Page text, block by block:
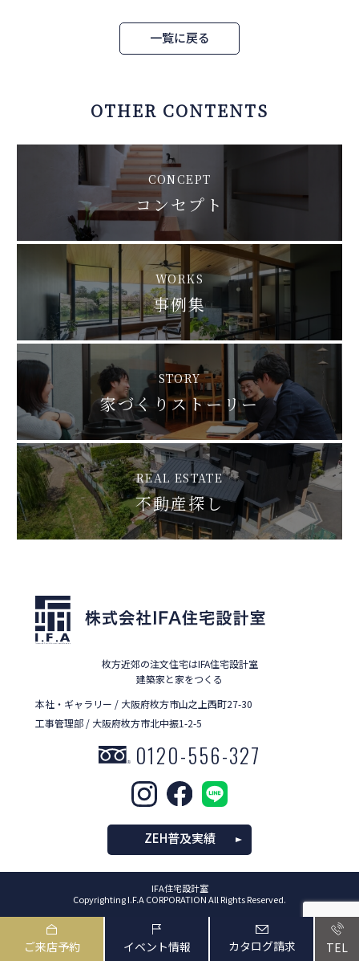
一覧に戻る
OTHER CONTENTS
CONCEPT
コンセプト
WORKS
事例集
STORY
家づくりストーリー
REAL ESTATE
不動産探し
枚方近郊の注文住宅はIFA住宅設計室
建築家と家をつくる
本社・ギャラリー / 大阪府枚方市山之上西町27-30
工事管理部 / 大阪府枚方市北中振1-2-5
0120-556-327
ZEH普及実績
IFA住宅設計室
Copyrighting I.F.A CORPORATION All Rights Reserved.
ご来店予約 イベント情報 カタログ請求 TEL